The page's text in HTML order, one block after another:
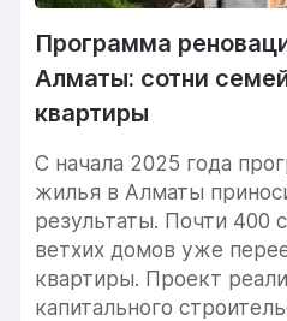
Программа
Алматы: сотни
квартиры
С начала 2025 года
жилья в Алматы
результаты. Почти 400
ветхих домов уже
квартиры. Проект
капитального